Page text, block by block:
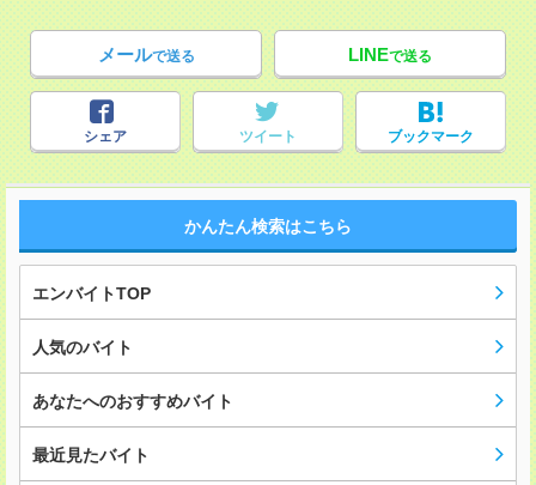
メールで送る LINEで送る
シェア ツイート ブックマーク
かんたん検索はこちら
エンバイトTOP
人気のバイト
あなたへのおすすめバイト
最近見たバイト